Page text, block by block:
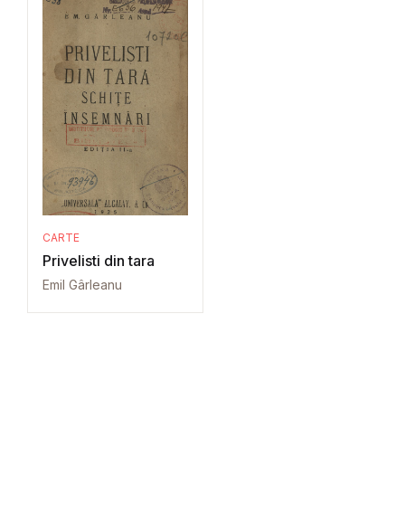
CARTE
Privelisti din tara
Emil Gârleanu